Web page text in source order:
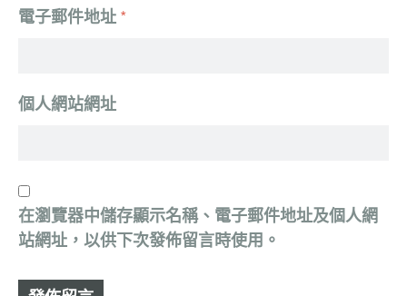
電子郵件地址 *
個人網站網址
在瀏覽器中儲存顯示名稱、電子郵件地址及個人網
站網址，以供下次發佈留言時使用。